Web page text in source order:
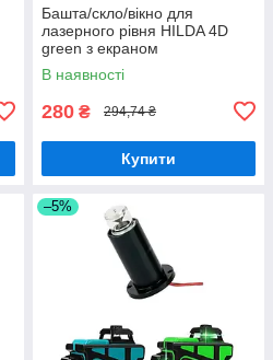
Башта/скло/вікно для
лазерного рівня HILDA 4D
green з екраном
В наявності
280 ₴ 294,74 ₴
Купити
–5%